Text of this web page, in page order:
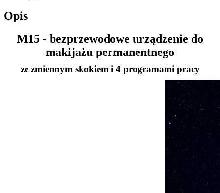
Opis
M15 - bezprzewodowe urządzenie do
makijażu permanentnego
ze zmiennym skokiem i 4 programami pracy